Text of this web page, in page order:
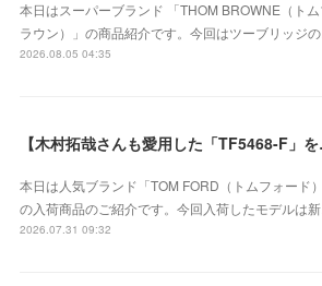
本日はスーパーブランド 「THOM BROWNE（ト
ラウン）」の商品紹介です。今回はツーブリッジの
2026.08.05 04:35
【木村拓哉さんも愛
本日は人気ブランド「TOM FORD（トムフォード）
の入荷商品のご紹介です。今回入荷したモデルは新
2026.07.31 09:32